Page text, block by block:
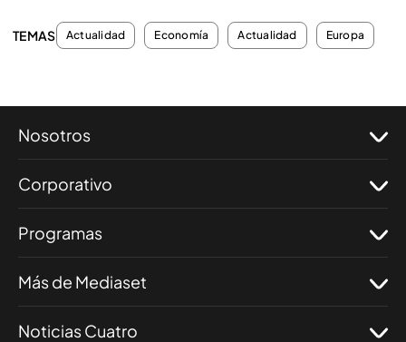
TEMAS Actualidad Economía Actualidad Europa
Nosotros
Corporativo
Programas
Más de Mediaset
Noticias Cuatro